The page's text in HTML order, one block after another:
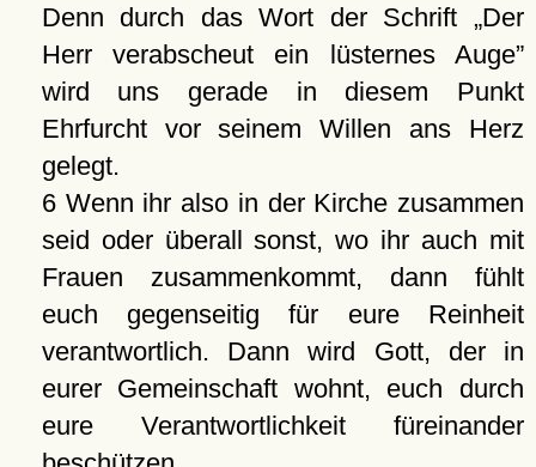
Denn durch das Wort der Schrift
Der
Herr verabscheut ein lüsternes Auge
wird uns gerade in diesem Punkt
Ehrfurcht vor seinem Willen ans Herz
gelegt.
6 Wenn ihr also in der Kirche zusammen
seid oder überall sonst, wo ihr auch mit
Frauen zusammenkommt, dann fühlt
euch gegenseitig für eure Reinheit
verantwortlich. Dann wird Gott, der in
eurer Gemeinschaft wohnt, euch durch
eure Verantwortlichkeit füreinander